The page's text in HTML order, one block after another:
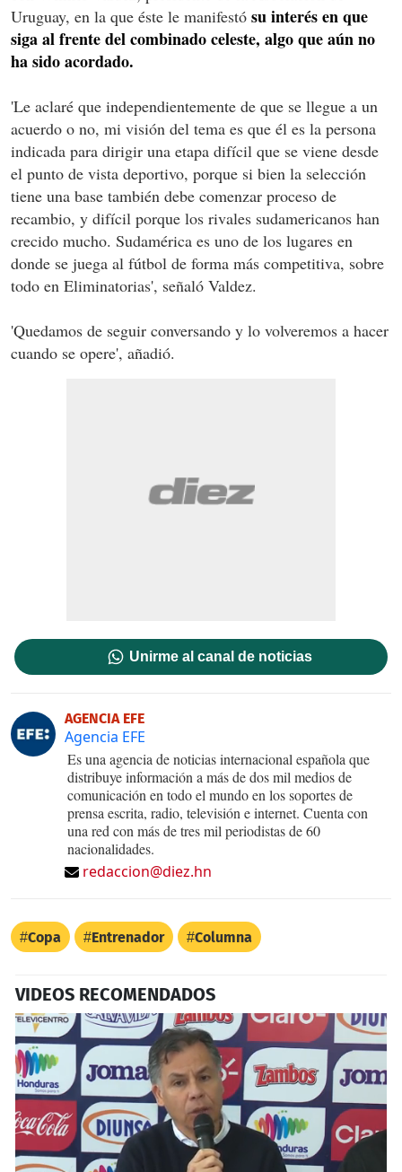
Uruguay, en la que éste le manifestó su interés en que
siga al frente del combinado celeste, algo que aún no
ha sido acordado.
'Le aclaré que independientemente de que se llegue a un
acuerdo o no, mi visión del tema es que él es la persona
indicada para dirigir una etapa difícil que se viene desde
el punto de vista deportivo, porque si bien la selección
tiene una base también debe comenzar proceso de
recambio, y difícil porque los rivales sudamericanos han
crecido mucho. Sudamérica es uno de los lugares en
donde se juega al fútbol de forma más competitiva, sobre
todo en Eliminatorias', señaló Valdez.
'Quedamos de seguir conversando y lo volveremos a hacer
cuando se opere', añadió.
Unirme al canal de noticias
AGENCIA EFE
Agencia EFE
Es una agencia de noticias internacional española que
distribuye información a más de dos mil medios de
comunicación en todo el mundo en los soportes de
prensa escrita, radio, televisión e internet. Cuenta con
una red con más de tres mil periodistas de 60
nacionalidades.
redaccion@diez.hn
Copa Entrenador Columna
VIDEOS RECOMENDADOS